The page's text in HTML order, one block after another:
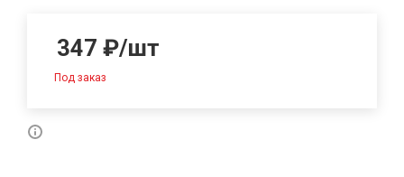
347 ₽/шт
Под заказ